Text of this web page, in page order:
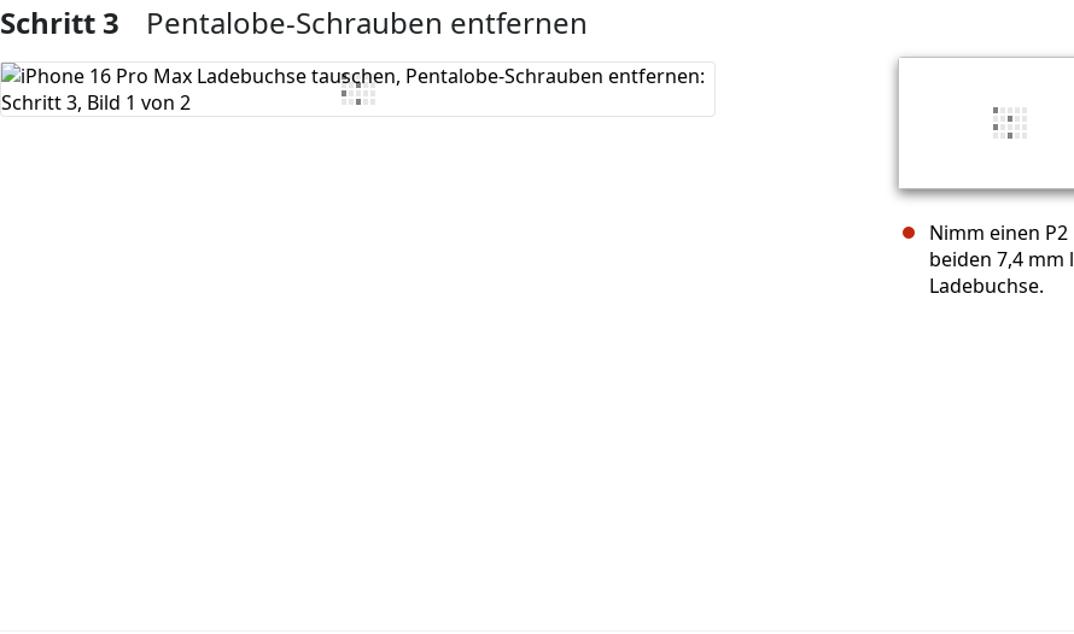
Kommentar hinzufügen
Schritt 3 Pentalobe-Schrauben entfernen
Nimm einen
beiden 7,4 mm
Ladebuchse.